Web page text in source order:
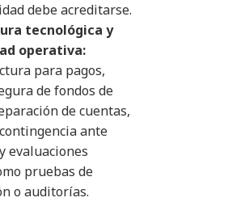
debe acreditarse.
tecnológica y
operativa:
para pagos,
de fondos de
de cuentas,
ante
evaluaciones
pruebas de
o auditorías.